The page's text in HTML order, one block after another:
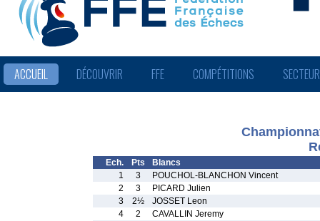
ACCUEIL DÉCOUVRIR FFE COMPÉTITIONS
Ech. Pts
Blancs
1
3
POUCHOL-BLANCHON Vincent
2
3
PICARD Julien
3
2½
JOSSET Leon
4
2
CAVALLIN Jeremy